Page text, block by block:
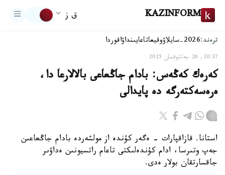
KAZINFORM ق ز
ترەند:2026-سايلاۋ وقيعاتاعايىنداۋاقوردا
10:37, 26 جەلتوقسان 2015
كەرەك كەڭەس: بادام جاڭعاعى بالالارعا دا،
ەرەسەكتەرگە دە پايدالى
استانا. قازاقپارات - ەگەر كۇندە از مولشەردە بادام جاڭعاعىن
جەپ وتىرسا، ادام كۇندەلىكتى تاعام راتسيونىن ەداۋىر
جاقسارتقان بولار ەدى.